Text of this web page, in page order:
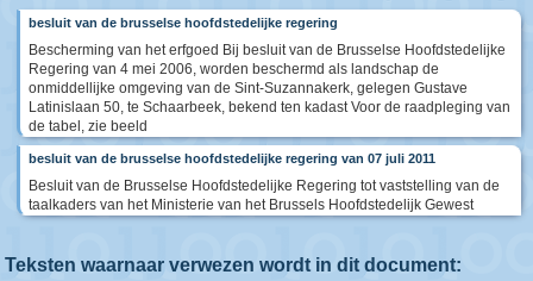
besluit van de brusselse hoofdstedelijke regering
Bescherming van het erfgoed Bij besluit van de Brusselse Hoofdstedelijke
Regering van 4 mei 2006, worden beschermd als landschap de
onmiddellijke omgeving van de Sint-Suzannakerk, gelegen Gustave
Latinislaan 50, te Schaarbeek, bekend ten kadast Voor de raadpleging van
de tabel, zie beeld
besluit van de brusselse hoofdstedelijke regering van 07 juli 2011
Besluit van de Brusselse Hoofdstedelijke Regering tot vaststelling van de
taalkaders van het Ministerie van het Brussels Hoofdstedelijk Gewest
Teksten waarnaar verwezen wordt in dit document: